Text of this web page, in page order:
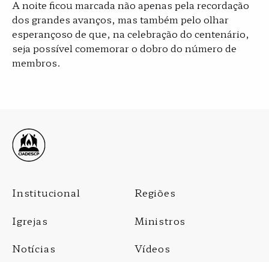
A noite ficou marcada não apenas pela recordação
dos grandes avanços, mas também pelo olhar
esperançoso de que, na celebração do centenário,
seja possível comemorar o dobro do número de
membros.
Footer
Menu
Institucional
Regiões
Igrejas
Ministros
Notícias
Vídeos